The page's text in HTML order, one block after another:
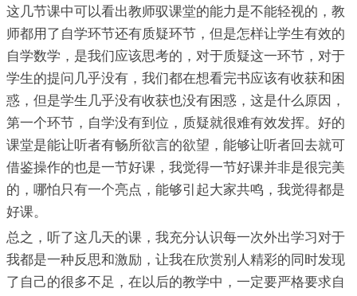
这几节课中可以看出教师驭课堂的能力是不能轻视的，教
师都用了自学环节还有质疑环节，但是怎样让学生有效的
自学数学，是我们应该思考的，对于质疑这一环节，对于
学生的提问几乎没有，我们都在想看完书应该有收获和困
惑，但是学生几乎没有收获也没有困惑，这是什么原因，
第一个环节，自学没有到位，质疑就很难有效发挥。好的
课堂是能让听者有畅所欲言的欲望，能够让听者回去就可
借鉴操作的也是一节好课，我觉得一节好课并非是很完美
的，哪怕只有一个亮点，能够引起大家共鸣，我觉得都是
好课。
总之，听了这几天的课，我充分认识每一次外出学习对于
我都是一种反思和激励，让我在欣赏别人精彩的同时发现
了自己的很多不足，在以后的教学中，一定要严格要求自